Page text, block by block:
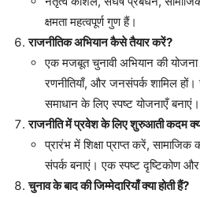
क्षमता महत्वपूर्ण गुण हैं।
राजनीतिक अभियान कैसे तैयार करें?
एक मजबूत चुनावी अभियान की योजना
रणनीतियाँ, और जनसंपर्क शामिल
समाधान के लिए स्पष्ट योजनाएँ बनाएं।
राजनीति में प्रवेश के लिए शुरुआती कदम
प्रारंभ में शिक्षा प्राप्त करें,
संपर्क बनाएं। एक स्पष्ट दृष्टिकोण और
चुनाव के बाद की जिम्मेदारियाँ क्या होती हैं?